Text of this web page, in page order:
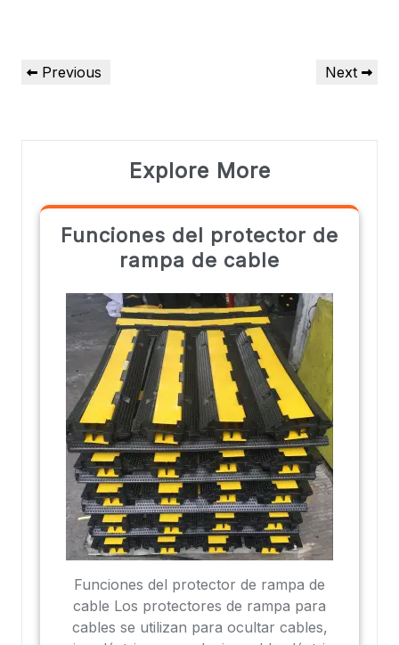
Previous Next
Explore More
Funciones del protector de
rampa de cable
Funciones del protector de rampa de
cable Los protectores de rampa para
cables se utilizan para ocultar cables,